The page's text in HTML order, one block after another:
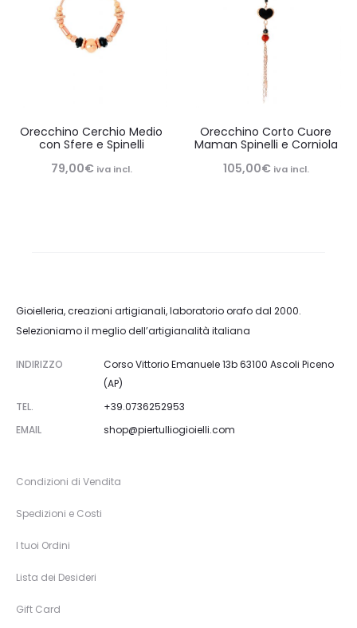
Orecchino Cerchio Medio
con Sfere e Spinelli
79,00€ iva incl.
Orecchino Corto Cuore
Maman Spinelli e Corniola
105,00€ iva incl.
Gioielleria, creazioni artigianali, laboratorio orafo dal 2000.
Selezioniamo il meglio dell’artigianalità italiana
INDIRIZZO
Corso Vittorio Emanuele 13b 63100 Ascoli Piceno
(AP)
TEL.
+39.0736252953
EMAIL
shop@piertulliogioielli.com
Condizioni di Vendita
Spedizioni e Costi
I tuoi Ordini
Lista dei Desideri
Gift Card